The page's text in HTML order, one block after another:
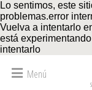
Lo sentimos, este
problemas.error
Vuelva a intentarlo
está
intentarlo
Menú